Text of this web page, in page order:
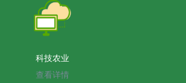
科技农业
查看详情